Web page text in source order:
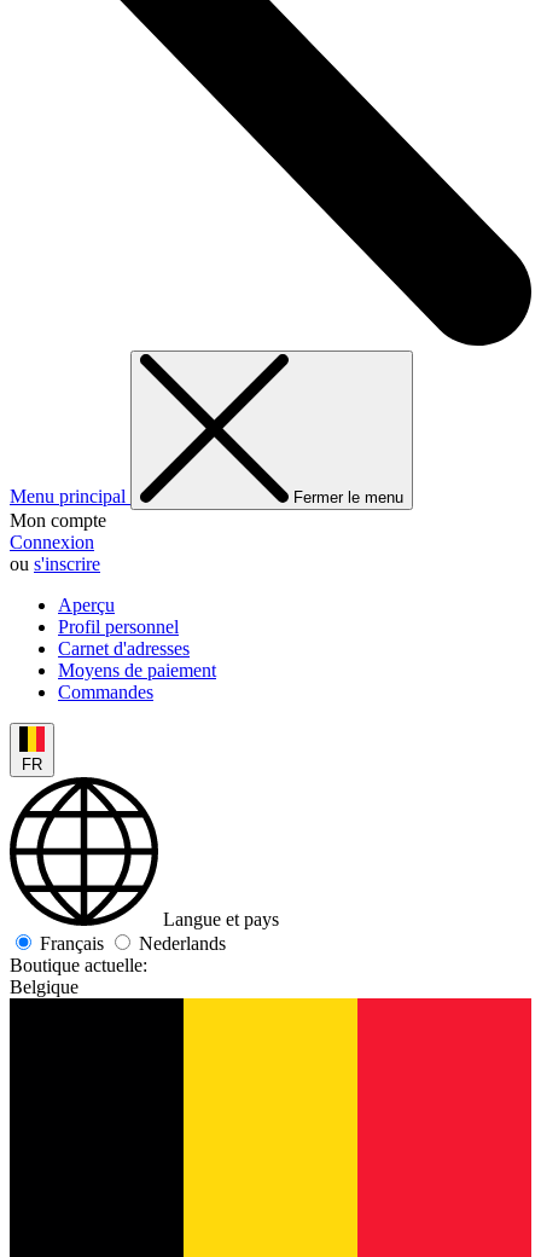
Menu principal Fermer le menu
Mon compte
Connexion
ou s'inscrire
Aperçu
Profil personnel
Carnet d'adresses
Moyens de paiement
Commandes
FR
Langue et pays
Français
Nederlands
Boutique actuelle:
Belgique